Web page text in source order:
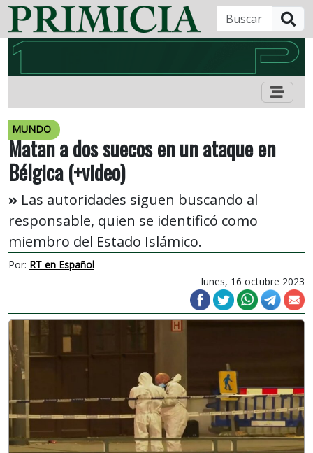
MUNDO
Matan a dos suecos en un ataque en
Bélgica (+video)
Las autoridades siguen buscando al
responsable, quien se identificó como
miembro del Estado Islámico.
Por: RT en Español
lunes, 16 octubre 2023